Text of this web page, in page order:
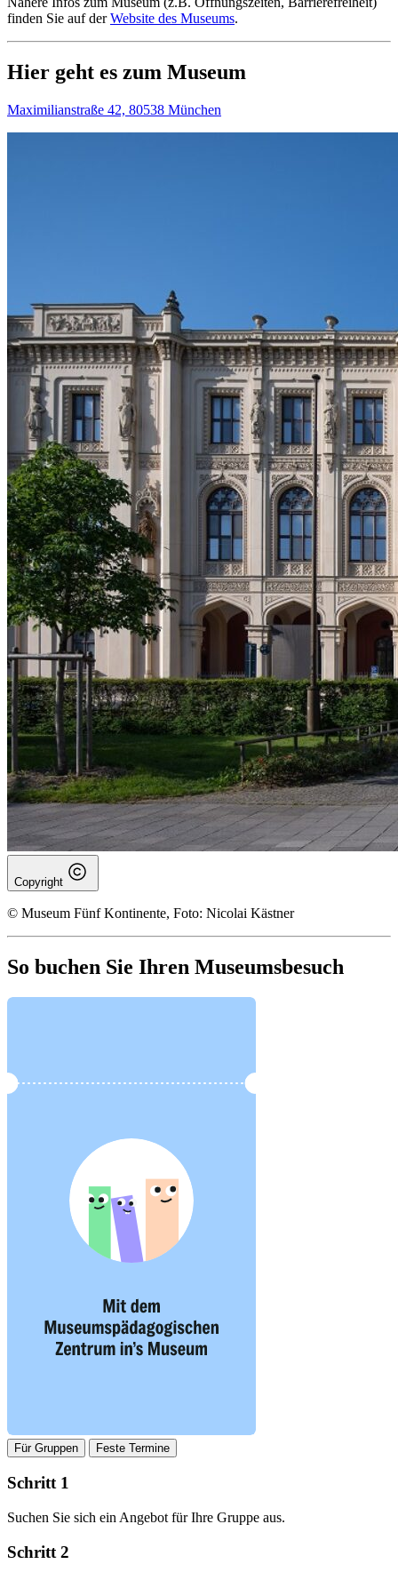
finden Sie auf derWebsite des Museums.
Hier geht es zum Museum
Maximilianstraße 42, 80538 München
Copyright
© Museum Fünf Kontinente, Foto: Nicolai Kästner
So buchen Sie Ihren Museumsbesuch
Für Gruppen Feste Termine
Schritt 1
Suchen Sie sich ein Angebot für Ihre Gruppe aus.
Schritt 2